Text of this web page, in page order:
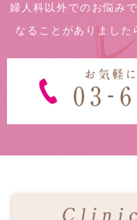
婦人科以外でのお悩み
なることがありました